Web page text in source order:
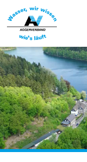
Sprungmarken
Inhalt
anspringen
Navigation
anspringen
Fußbereich
anspringen